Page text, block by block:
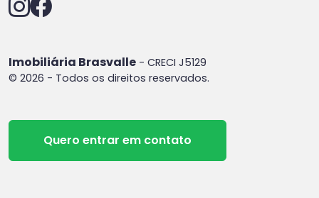
Imobiliária Brasvalle - CRECI J5129
© 2026 - Todos os direitos reservados.
Quero entrar em contato